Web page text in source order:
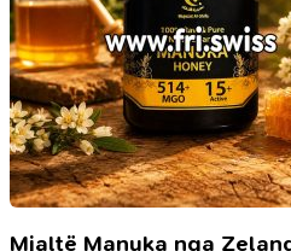
Mjaltë Manuka nga